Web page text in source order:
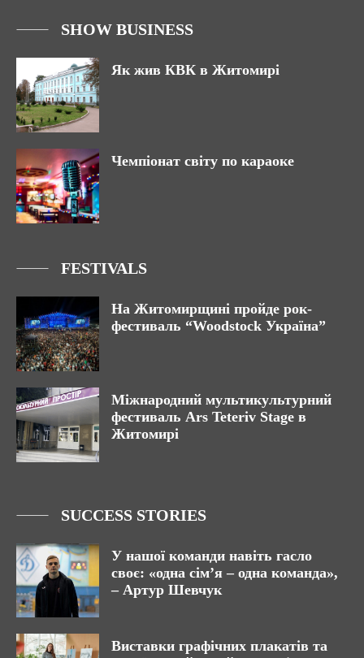
SHOW BUSINESS
Як жив КВК в Житомирі
Чемпіонат світу по караоке
FESTIVALS
На Житомирщині пройде рок-
фестиваль “Woodstock Україна”
Міжнародний мультикультурний
фестиваль Ars Teteriv Stage в
Житомирі
SUCCESS STORIES
У нашої команди навіть гасло
своє: «одна сім’я – одна команда»,
– Артур Шевчук
Виставки графічних плакатів та